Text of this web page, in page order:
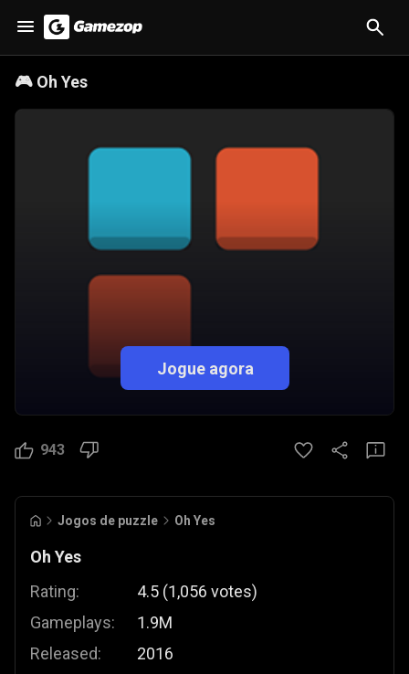
🎮 Oh Yes
Jogue agora
943
Jogos de puzzle Oh Yes
Oh Yes
Rating:
Gameplays:
Released:
4.5 (1,056 votes)
1.9M
2016